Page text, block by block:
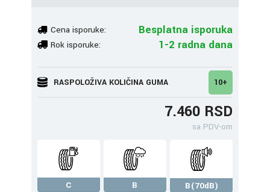
Cena isporuke: Besplatna isporuka
Rok isporuke: 1-2 radna dana
RASPOLOŽIVA KOLIČINA GUMA 10+
7.460 RSD
sa PDV-om
C B
B(70dB)